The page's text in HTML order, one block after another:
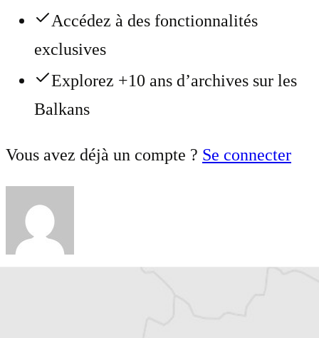
Accédez à des fonctionnalités
exclusives
Explorez +10 ans d’archives sur les
Balkans
Vous avez déjà un compte ? Se connecter